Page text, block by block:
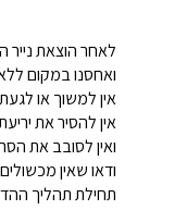
לאחר הוצאת נייר
ואחסנו במקום
אין למשוך או
אין להסיר את
ואין לסובב את
תחילת תהליך